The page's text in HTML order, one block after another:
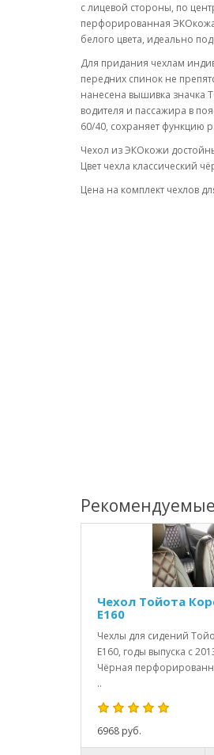
с лицевой стороны, по
перфорированная
белого цвета, идеально
Для придания чехлам
передних спинок не
нанесена вышивка значка
водителя и пассажира в
60/40, сохраняет функцию
Чехол из ЭКОкожи
Цвет чехла классический
Цена на комплект чехлов
Чехол Тойота
Е160
Чехлы для сидений
Е160, годы выпуска с
Чёрная
..
6968 руб.